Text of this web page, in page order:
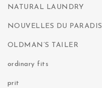
NATURAL LAUNDRY
NOUVELLES DU PARADIS
OLDMAN’S TAILER
ordinary fits
prit